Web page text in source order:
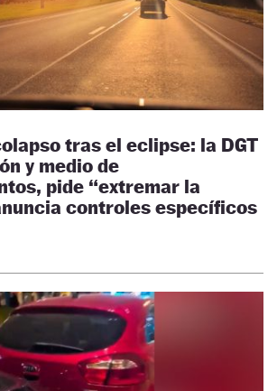
tras el eclipse: la DGT
y medio de
pide “extremar la
controles específicos